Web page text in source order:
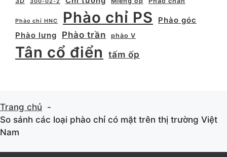
Phào chỉ HNC Phào chỉ PS
Phào góc
Phào lưng
Phào trần phào V
Tân cổ điển tấm ốp
Trang chủ
So sánh các loại phào chỉ có mặt trên thị trường Việt
Nam